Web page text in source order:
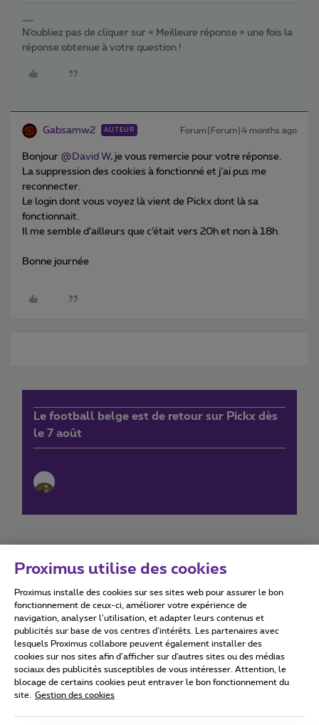
N’oubliez pas de cliquer sur « Meilleure réponse » une fois la
réponse obtenue à votre question !
Gabsamw2 AUTEUR Forum|Forum|4 months ago
Bonjour ​ @David W, je vous remercie pour votre réponse.
La suppression des cookies à fonctionné et j’ai pus me
reconnecter.
Le login dont vous voyez là vient de Pickx dont là sa
fonctionnait.
Il me semble d’ailleurs que c’était vers 20h et non à 18h.
Bonne journée
Le football belge est de retour sur Pickx dès
le 7 août
Conditions d'utilisation Accessibility statement
Tous droits réservés. © 2026
Conditions générales, info consommateur
Proximus utilise des cookies
Proximus installe des cookies sur ses sites web pour assurer le bon
fonctionnement de ceux-ci, améliorer votre expérience de
navigation, analyser l’utilisation, et adapter leurs contenus et
publicités sur base de vos centres d’intérêts. Les partenaires avec
lesquels Proximus collabore peuvent également installer des
cookies sur nos sites afin d’afficher sur d'autres sites ou des médias
sociaux des publicités susceptibles de vous intéresser. Attention, le
blocage de certains cookies peut entraver le bon fonctionnement du
site.
Gestion des cookies